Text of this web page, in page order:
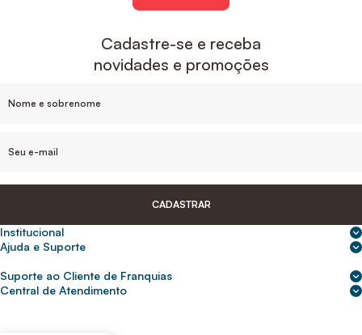
Cadastre-se e receba
novidades e promoções
CADASTRAR
Institucional
Sobre nós
Para empresas
Ajuda e Suporte
Frete e entrega
Suporte ao Cliente de Franquias
2ª Via de Boletos - Crédito ABC
Central de Atendimento